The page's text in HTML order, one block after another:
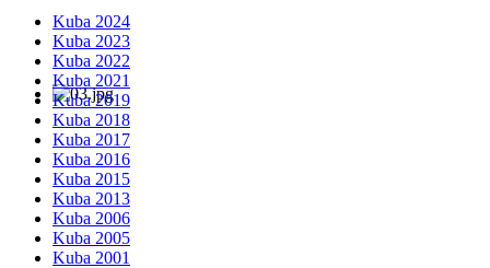
Kuba 2024
Kuba 2023
Kuba 2022
Kuba 2021
Kuba 2019
Kuba 2018
Kuba 2017
Kuba 2016
Kuba 2015
Kuba 2013
Kuba 2006
Kuba 2005
Kuba 2001